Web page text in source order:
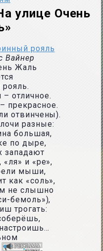
улице Очень
Вайнер
Жаль
– отличное.
прекрасное.
отвинчены).
разные:
большая,
по дыре,
западают
и «ре»,
мыши,
как «соль»,
не слышно
бемоль»),
трогать: